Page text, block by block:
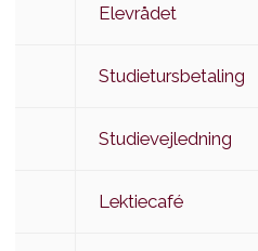
Elevrådet
Studietursbetaling
Studievejledning
Lektiecafé